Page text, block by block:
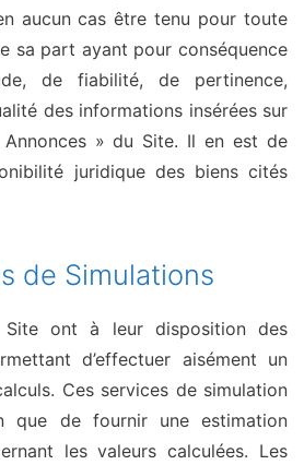
aucun cas être tenu pour toute
sa part ayant pour conséquence
de fiabilité, de pertinence,
des informations insérées sur
» du Site. Il en est de
juridique des biens cités
de Simulations
Site ont à leur disposition des
d’effectuer aisément un
Ces services de simulation
que de fournir une estimation
les valeurs calculées. Les